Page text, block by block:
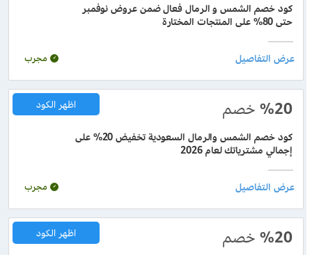
كود خصم الشمس و الرمال فعال ضمن عروض نوفمبر
حتى 80% على المنتجات المختارة
مجرب
%20 خصم
كود خصم الشمس والرمال السعودية تخفيض 20% على
إجمالي مشترياتك لعام 2026
اظهر الكود
مجرب
%20 خصم اظهر الكود